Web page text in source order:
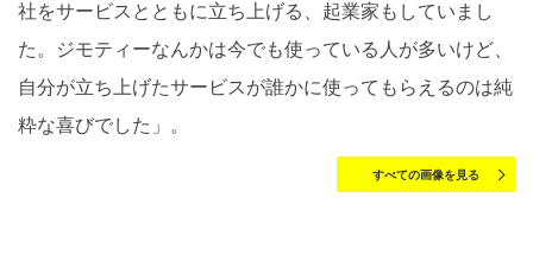
社をサービスとともに立ち上げる、起業家もしていまし
た。ジモティーなんかは今でも使っている人が多いけど、
自分が立ち上げたサービスが誰かに使ってもらえるのは純
粋な喜びでした」。
すべての画像を見る